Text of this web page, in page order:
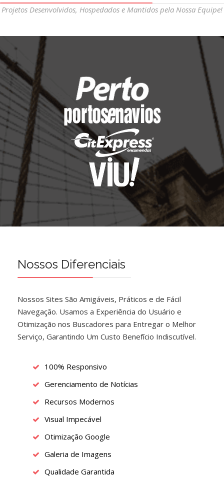
Projetos Desenvolvidos, Hospedados e Mantidos pela Nossa Equipe!
Nossos Diferenciais
Nossos Sites São Amigáveis, Práticos e de Fácil
Navegação. Usamos a Experiência do Usuário e
Otimização nos Buscadores para Entregar o Melhor
Serviço, Garantindo Um Custo Benefício Indiscutível.
100% Responsivo
Gerenciamento de Notícias
Recursos Modernos
Visual Impecável
Otimização Google
Galeria de Imagens
Qualidade Garantida